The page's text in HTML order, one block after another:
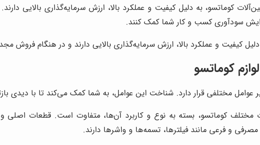
کوماتسو، به دلیل کیفیت و عملکرد بالا، ارزش سرمایه‌گذاری بالایی
سودآوری کسب و کار شما کمک کنند.
کیفیت و عملکرد بالا، ارزش سرمایه‌گذاری بالایی دارند و در هنگام فروش
کوماتسو
عوامل مختلفی قرار دارد. شناخت این عوامل، به شما کمک می‌کند تا با دیدی
کوماتسو، بسته به نوع و کاربرد آن‌ها، متفاوت است. قطعات اصلی و
و فرعی مانند فیلترها، تسمه‌ها و واشرها دارند.